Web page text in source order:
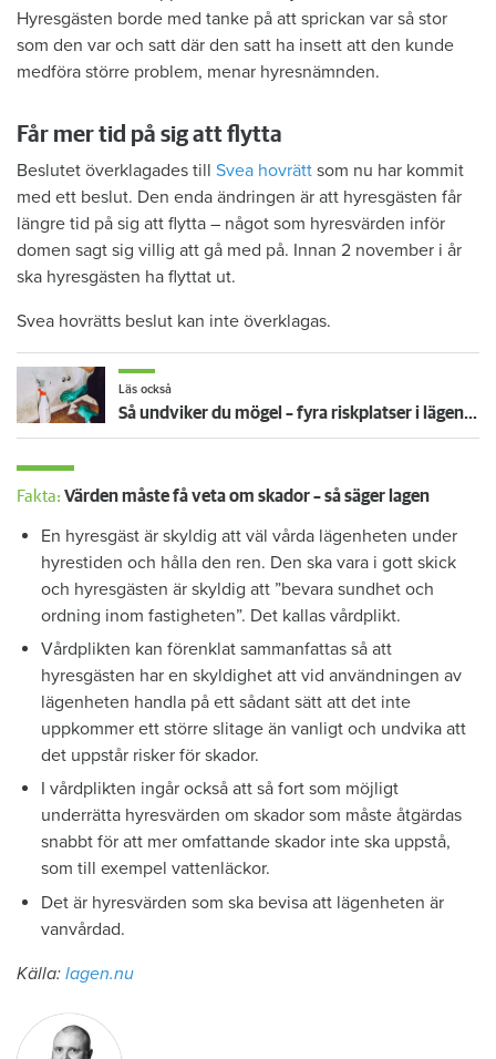
Hyresgästen borde med tanke på att sprickan var så stor
som den var och satt där den satt ha insett att den kunde
medföra större problem, menar hyresnämnden.
Får mer tid på sig att flytta
Beslutet överklagades till Svea hovrätt som nu har kommit
med ett beslut. Den enda ändringen är att hyresgästen får
längre tid på sig att flytta – något som hyresvärden inför
domen sagt sig villig att gå med på. Innan 2 november i år
ska hyresgästen ha flyttat ut.
Svea hovrätts beslut kan inte överklagas.
Läs också
Så undviker du mögel – fyra riskplatser i lägenheten: ”Måste städa bort”
Fakta: Värden måste få veta om skador – så säger lagen
En hyresgäst är skyldig att väl vårda lägenheten under
hyrestiden och hålla den ren. Den ska vara i gott skick
och hyresgästen är skyldig att ”bevara sundhet och
ordning inom fastigheten”. Det kallas vårdplikt.
Vårdplikten kan förenklat sammanfattas så att
hyresgästen har en skyldighet att vid användningen av
lägenheten handla på ett sådant sätt att det inte
uppkommer ett större slitage än vanligt och undvika att
det uppstår risker för skador.
I vårdplikten ingår också att så fort som möjligt
underrätta hyresvärden om skador som måste åtgärdas
snabbt för att mer omfattande skador inte ska uppstå,
som till exempel vattenläckor.
Det är hyresvärden som ska bevisa att lägenheten är
vanvårdad.
Källa: lagen.nu